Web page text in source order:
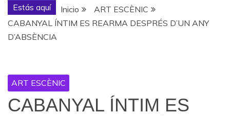
Estás aquí Inicio
ART ESCÈNIC
CABANYAL ÍNTIM ES REARMA DESPRÉS D’UN ANY
D’ABSÈNCIA
ART ESCÈNIC
CABANYAL ÍNTIM ES